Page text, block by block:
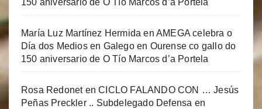
150 aniversario de O Tío Marcos d’a Portela
María Luz Martínez Hermida enAMEGA celebra o
Día dos Medios en Galego en Ourense co gallo do
150 aniversario de O Tío Marcos d’a Portela
Rosa RedonetenCICLO FALANDO CON … Jesús
Peñas Preckler .. Subdelegado Defensa en